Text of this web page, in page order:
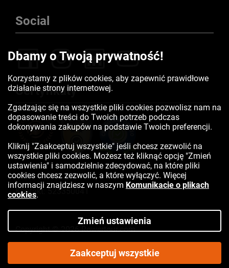
Social
Certyfikaty
Kontakt:523350041
Copyright © 2026 Rowertour.com
Internetowy sklep rowerowy
Dbamy o Twoją prywatność!
Korzystamy z plików cookies, aby zapewnić prawidłowe
działanie strony internetowej.
Zgadzając się na wszystkie pliki cookies pozwolisz nam na
dopasowanie treści do Twoich potrzeb podczas
dokonywania zakupów na podstawie Twoich preferencji.
Kliknij "Zaakceptuj wszystkie" jeśli chcesz zezwolić na
wszystkie pliki cookies. Możesz też kliknąć opcję "Zmień
ustawienia" i samodzielnie zdecydować, na które pliki
cookies chcesz zezwolić, a które wyłączyć. Więcej
informacji znajdziesz w naszym Komunikacie o plikach
cookies.
Zmień ustawienia
Zaakceptuj wszystkie